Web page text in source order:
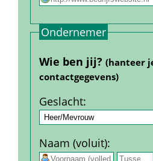
Ondernemer
Wie ben jij? (hanteer
contact­gegevens)
Geslacht:
Naam (voluit):